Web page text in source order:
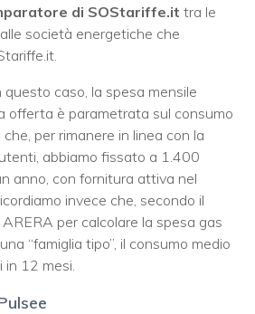
di SOStariffe.it tra le
società energetiche che
questo caso, la spesa mensile
offerta è parametrata sul consumo
che, per rimanere in linea con la
abbiamo fissato a 1.400
anno, con fornitura attiva nel
invece che, secondo il
per calcolare la spesa gas
“famiglia tipo”, il consumo medio
12 mesi.